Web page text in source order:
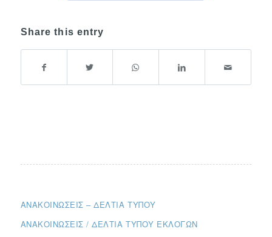
Share this entry
ΑΝΑΚΟΙΝΏΣΕΙΣ – ΔΕΛΤΊΑ ΤΎΠΟΥ
ΑΝΑΚΟΙΝΏΣΕΙΣ / ΔΕΛΤΊΑ ΤΎΠΟΥ ΕΚΛΟΓΏΝ